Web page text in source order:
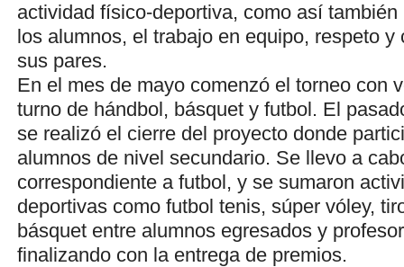
actividad físico-deportiva, como así
los alumnos, el trabajo en equipo, respeto y
sus pares.
En el mes de mayo comenzó el torneo con
turno de hándbol, básquet y futbol. El
se realizó el cierre del proyecto donde
alumnos de nivel secundario. Se llevo a
correspondiente a futbol, y se sumaron
deportivas como futbol tenis, súper vóley,
básquet entre alumnos egresados y
finalizando con la entrega de premios.